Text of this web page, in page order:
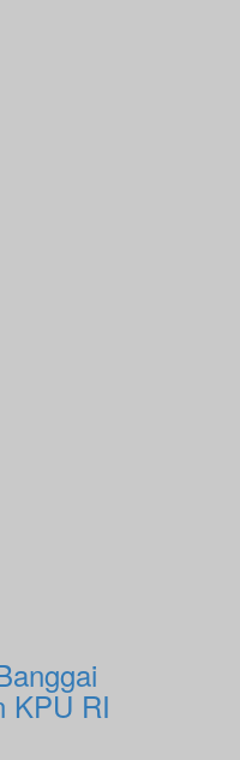
KPU RI